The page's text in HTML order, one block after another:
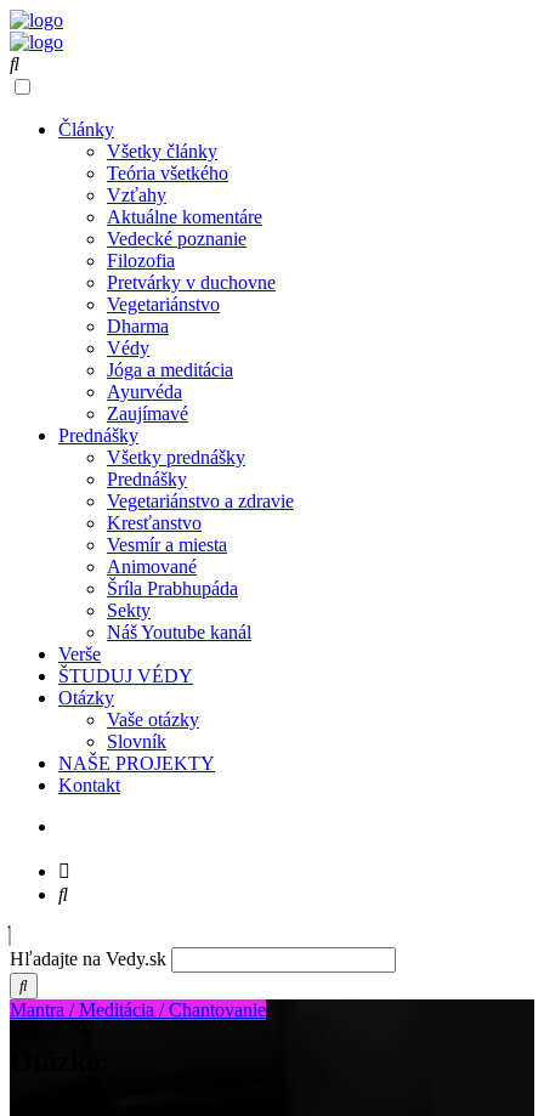
Články
Všetky články
Teória všetkého
Vzťahy
Aktuálne komentáre
Vedecké poznanie
Filozofia
Pretvárky v duchovne
Vegetariánstvo
Dharma
Védy
Jóga a meditácia
Ayurvéda
Zaujímavé
Prednášky
Všetky prednášky
Prednášky
Vegetariánstvo a zdravie
Kresťanstvo
Vesmír a miesta
Animované
Šríla Prabhupáda
Sekty
Náš Youtube kanál
Verše
ŠTUDUJ VÉDY
Otázky
Vaše otázky
Slovník
NAŠE PROJEKTY
Kontakt
Hľadajte na Vedy.sk
Mantra / Meditácia / Chantovanie